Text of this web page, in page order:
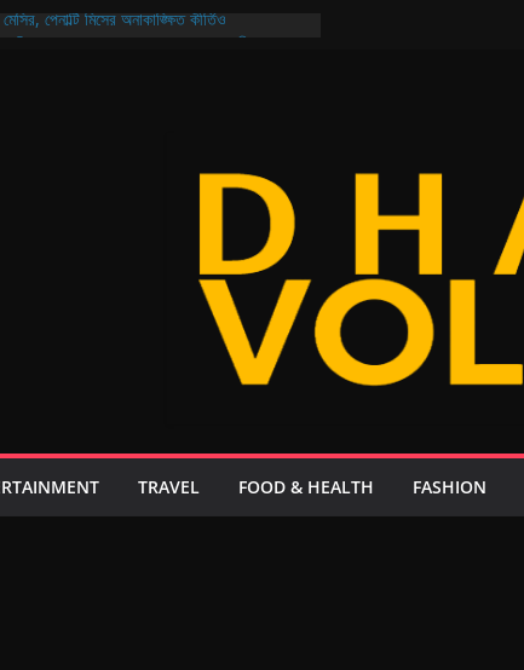
পেনাল্টি মিসের অনাকাঙ্ক্ষিত কীর্তিও
TRAVEL FOOD & HEALTH FASHION